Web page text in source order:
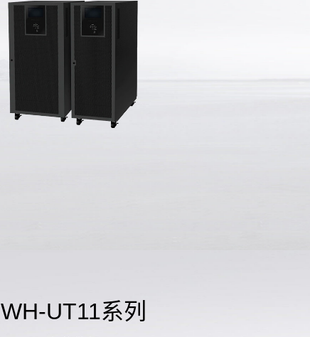
WH-UT11系列